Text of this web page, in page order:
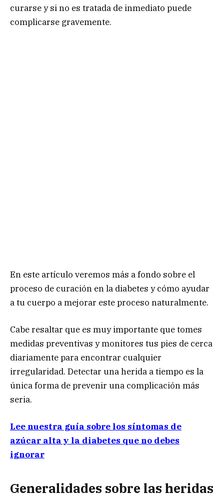
curarse y si no es tratada de inmediato puede
complicarse gravemente.
En este artículo veremos más a fondo sobre el
proceso de curación en la diabetes y cómo ayudar
a tu cuerpo a mejorar este proceso naturalmente.
Cabe resaltar que es muy importante que tomes
medidas preventivas y monitores tus pies de cerca
diariamente para encontrar cualquier
irregularidad. Detectar una herida a tiempo es la
única forma de prevenir una complicación más
seria.
Lee nuestra guía sobre los síntomas de
azúcar alta y la diabetes que no debes
ignorar
Generalidades sobre las heridas